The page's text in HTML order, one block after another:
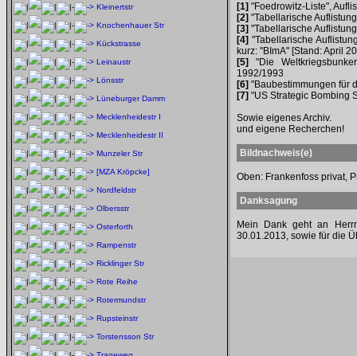
Kleinertstr
Knochenhauer Str
Kückstrasse
Leinaustr
Lönsstr
Lüneburger Damm
Mecklenheidestr I
Mecklenheidestr II
Munzeler Str
[MZA Kröpcke]
Nordfeldstr
Olbersstr
Osterforth
Rampenstr
Ricklinger Str
Rote Reihe
Rotermundstr
Rupsteinstr
Torstensson Str
[1] "Foedrowitz-Liste",
[2] "Tabellarische
[3] "Tabellarische
[4] "Tabellarische
kurz: "BImA" [Stand: April
[5]
"Die
1992/1993
[6] "Baubestimmungen für
[7] "US Strategic Bombing
Sowie eigenes Archiv.
und eigene Recherchen!
Bildnachweis(e)
Oben: Frankenfoss privat,
Danksagung
Mein Dank geht an
30.01.2013, sowie für die